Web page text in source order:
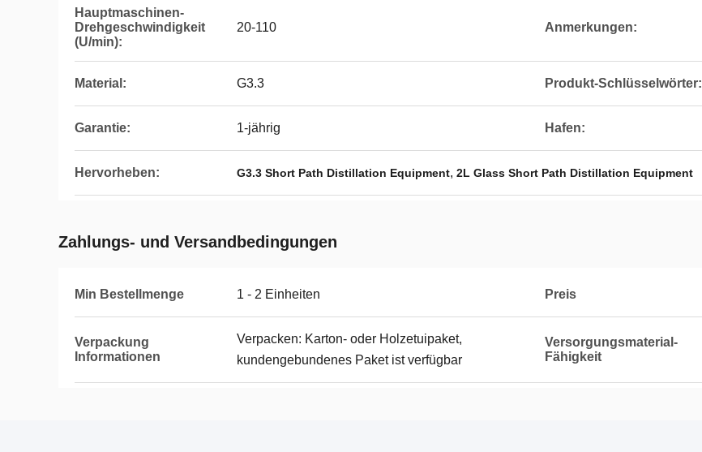
Hauptmaschinen-
Drehgeschwindigkeit
(U/min):
20-110 Anmerkungen:
Material: G3.3 Produkt-Schlüsselwörter:
Garantie: 1-jährig Hafen:
Hervorheben: G3.3 Short Path Distillation Equipment, 2L Glass Short Path Distillation Equipment
Zahlungs- und Versandbedingungen
Min Bestellmenge 1 - 2 Einheiten Preis
Verpackung
Informationen
Verpacken: Karton- oder Holzetuipaket,
kundengebundenes Paket ist verfügbar
Versorgungsmaterial-
Fähigkeit